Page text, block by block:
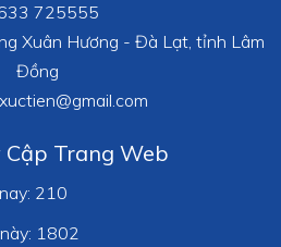
725555
Xuân Hương - Đà Lạt, tỉnh Lâm
Đồng
Cập Trang Web
210
1802